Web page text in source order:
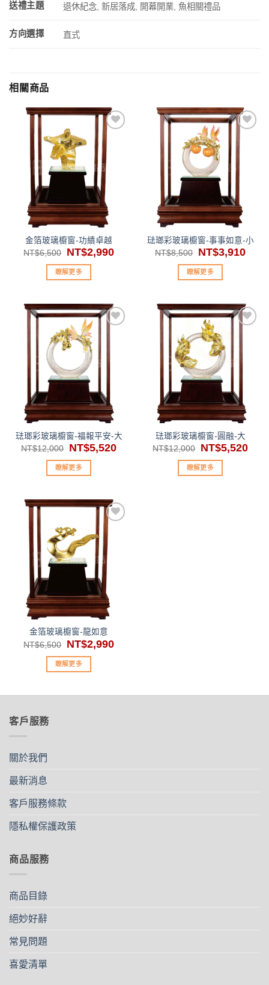
送禮主題 退休紀念, 新居落成, 開幕開業, 魚相關禮品
方向選擇 直式
相關商品
金箔玻璃櫥窗-功績卓越
NT$6,500
原
始
價
格：
NT$6,500。
NT$2,990目
瞭解更多
望清
琺瑯彩玻璃櫥窗-事事如意-小
NT$8,500
原
始
價
格：
NT$8,500。
NT$3,910目
瞭解更多
琺瑯彩玻璃櫥窗-福報平安-大
NT$12,000
原
始
價
格：
NT$12,000。
NT$5,520目
瞭解更多
琺瑯彩玻璃櫥窗-圓融-大
NT$12,000
原
始
價
格：
NT$12,000。
NT$5,520目
瞭解更多
加入
「願
望清
單」
金箔玻璃櫥窗-龍如意
NT$6,500
原
始
價
格：
NT$6,500。
NT$2,990目
瞭解更多
客戶服務
關於我們
最新消息
客戶服務條款
隱私權保護政策
商品服務
商品目錄
絕妙好辭
常見問題
喜愛清單